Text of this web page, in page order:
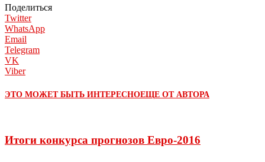
Поделиться
Twitter
WhatsApp
Email
Telegram
VK
Viber
ЭТО МОЖЕТ БЫТЬ ИНТЕРЕСНОЕЩЕ ОТ АВТОРА
Итоги конкурса прогнозов Евро-2016